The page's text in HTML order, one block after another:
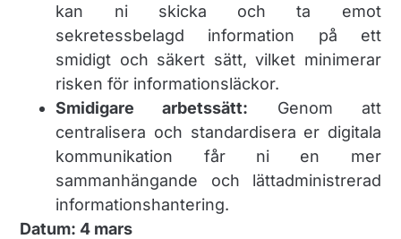
kan ni skicka och ta emot
sekretessbelagd information på ett
smidigt och säkert sätt, vilket minimerar
risken för informationsläckor.
Smidigare arbetssätt: Genom att
centralisera och standardisera er digitala
kommunikation får ni en mer
sammanhängande och lättadministrerad
informationshantering.
Datum: 4 mars